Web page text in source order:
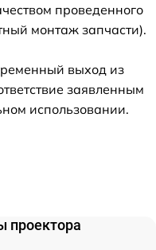
проведенного
монтаж запчасти).
выход из
заявленным
использовании.
проектора